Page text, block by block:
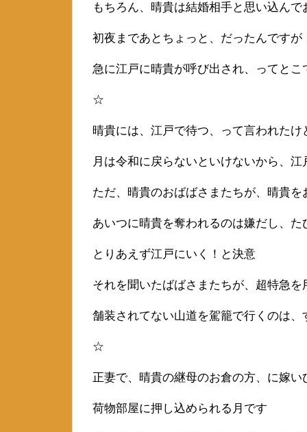
もちろん、晴貴は結婚相手と思い込んで
初夜まであとちょっと、だったんですが
急に江戸に晴貴が呼び出され、ってとこ
☆
晴貴には、江戸で待つ、って言われたけ
月は令和に戻らないといけないから、江
ただ、晴貴のおばばさまたちが、晴貴
あいつに晴貴を奪われるのは嫌だし、
とりあえず江戸にいく！と決意
それを聞いたばばさまたちが、超特急
舗装されてない山道を駕籠で行くのは、
☆
正妻で、晴貴の継母のお倉の方、に嫁い
荷物部屋に押し込められる月です